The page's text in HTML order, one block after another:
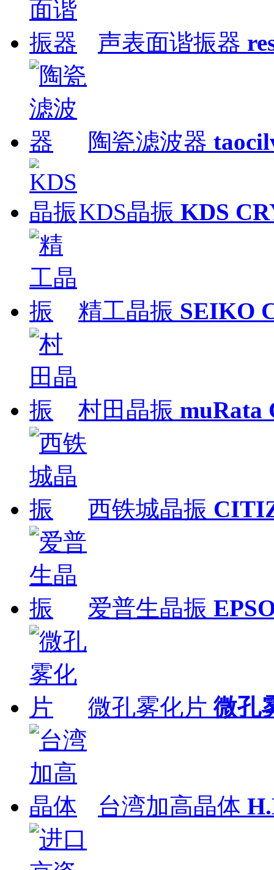
声表面谐振器
陶瓷滤波器
KDS晶振 KDS
精工晶振 SEIKO
村田晶振 muRata
西铁城晶振
爱普生晶振
微孔雾化片 微孔
台湾加高晶体